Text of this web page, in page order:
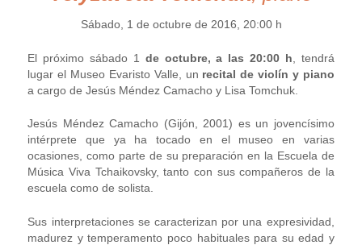
Sábado, 1 de octubre de 2016, 20:00 h
El próximo sábado 1 de octubre, a las 20:00 h , tendrá
lugar el Museo Evaristo Valle, un recital de violín y piano
a cargo de Jesús Méndez Camacho y Lisa Tomchuk.
Jesús Méndez Camacho (Gijón, 2001) es un jovencísimo
intérprete que ya ha tocado en el museo en varias
ocasiones, como parte de su preparación en la Escuela de
Música Viva Tchaikovsky, tanto con sus compañeros de la
escuela como de solista.
Sus interpretaciones se caracterizan por una expresividad,
madurez y temperamento poco habituales para su edad y